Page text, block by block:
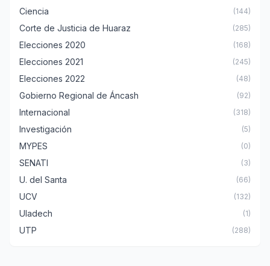
Ciencia (144)
Corte de Justicia de Huaraz (285)
Elecciones 2020 (168)
Elecciones 2021 (245)
Elecciones 2022 (48)
Gobierno Regional de Áncash (92)
Internacional (318)
Investigación (5)
MYPES (0)
SENATI (3)
U. del Santa (66)
UCV (132)
Uladech (1)
UTP (288)